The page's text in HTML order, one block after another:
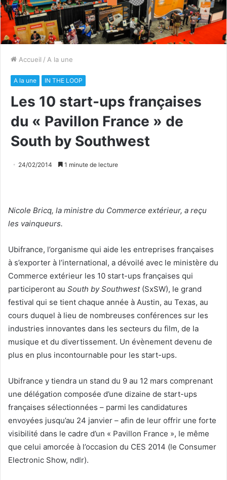
Accueil / A la une
A la une IN THE LOOP
Les 10 start-ups françaises
du « Pavillon France » de
South by Southwest
24/02/2014 1 minute de lecture
Nicole Bricq, la ministre du Commerce extérieur, a reçu
les vainqueurs.
Ubifrance, l’organisme qui aide les entreprises françaises
à s’exporter à l’international, a dévoilé avec le ministère du
Commerce extérieur les 10 start-ups françaises qui
participeront au South by Southwest(SxSW), le grand
festival qui se tient chaque année à Austin, au Texas, au
cours duquel à lieu de nombreuses conférences sur les
industries innovantes dans les secteurs du film, de la
musique et du divertissement. Un évènement devenu de
plus en plus incontournable pour les start-ups.
Ubifrance y tiendra un stand du 9 au 12 mars comprenant
une délégation composée d’une dizaine de start-ups
françaises sélectionnées – parmi les candidatures
envoyées jusqu’au 24 janvier – afin de leur offrir une forte
visibilité dans le cadre d’un « Pavillon France », le même
que celui amorcée à l’occasion du CES 2014 (le Consumer
Electronic Show, ndlr).